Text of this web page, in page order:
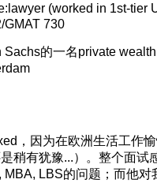
(worked in 1st-tier
GMAT 730
Sachs的一名private
，因为在欧洲生活工作
稍有犹豫...）。整个面试
LBS的问题；而他对